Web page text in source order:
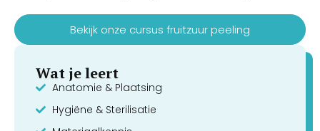
Bekijk onze cursus fruitzuur peeling
Wat je leert
Anatomie & Plaatsing
Hygiëne & Sterilisatie